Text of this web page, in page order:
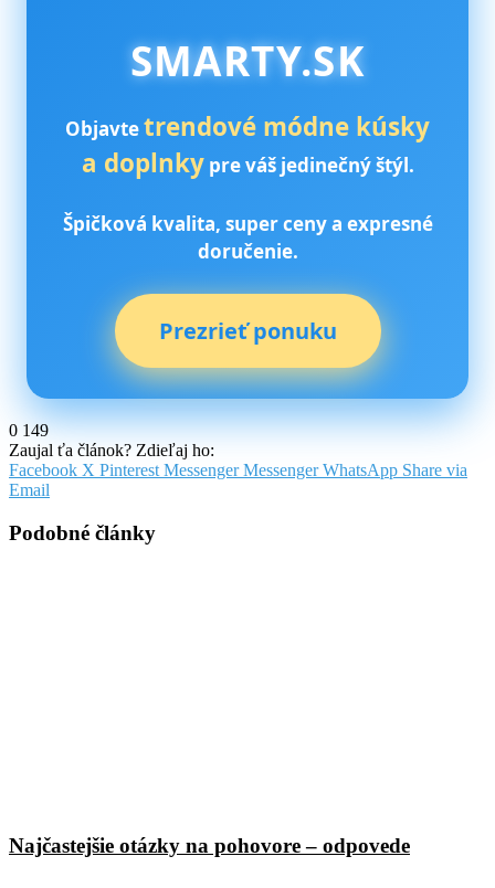
SMARTY.SK
Objavtetrendové módne kúsky
a doplnkypre váš jedinečný štýl.
Špičková kvalita, super ceny a expresné
doručenie.
Prezrieť ponuku
0 149
Zaujal ťa článok? Zdieľaj ho:
Facebook X Pinterest Messenger Messenger WhatsApp Share via
Email
Podobné články
Najčastejšie otázky na pohovore – odpovede